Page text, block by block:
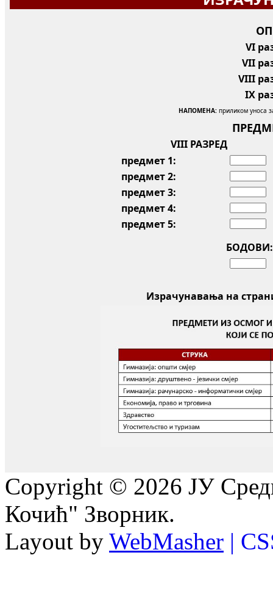
Copyright © 2026 ЈУ
Кочић" Зворник.
Layout by WebMasher |